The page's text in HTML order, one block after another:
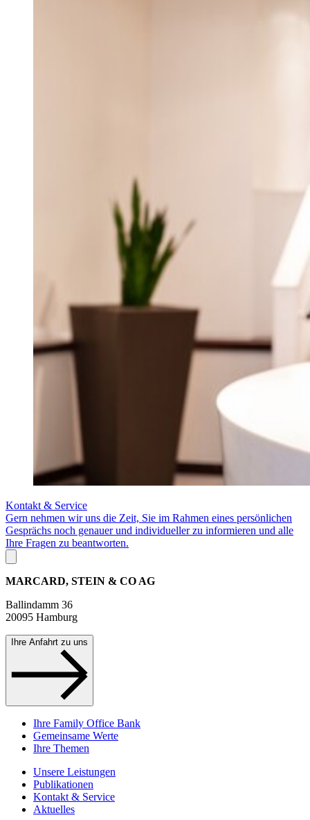
Kontakt & Service
Gern nehmen wir uns die Zeit, Sie im Rahmen eines persönlichen
Gesprächs noch genauer und individueller zu informieren und alle
Ihre Fragen zu beantworten.
MARCARD, STEIN & CO AG
Ballindamm 36
20095 Hamburg
Ihre Anfahrt zu uns
Ihre Family Office Bank
Gemeinsame Werte
Ihre Themen
Unsere Leistungen
Publikationen
Kontakt & Service
Aktuelles